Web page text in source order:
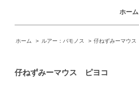
ホーム
ホーム > ルアー：バモノス > 仔ねずみーマウス
仔ねずみーマウス ピヨコ